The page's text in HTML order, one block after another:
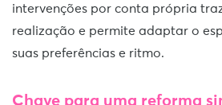
intervenções por conta própria
realização e permite adaptar o
suas preferências e ritmo.
Chave para uma reforma